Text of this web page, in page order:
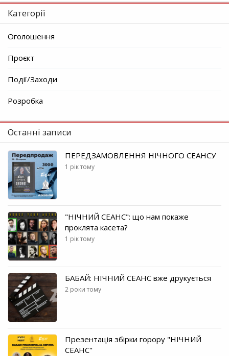
Категорії
Оголошення
Проєкт
Події/Заходи
Розробка
Останні записи
ПЕРЕДЗАМОВЛЕННЯ НІЧНОГО СЕАНСУ
1 рік тому
"НІЧНИЙ СЕАНС": що нам покаже
проклята касета?
1 рік тому
БАБАЙ: НІЧНИЙ СЕАНС вже друкується
2 роки тому
Презентація збірки горору "НІЧНИЙ
СЕАНС"